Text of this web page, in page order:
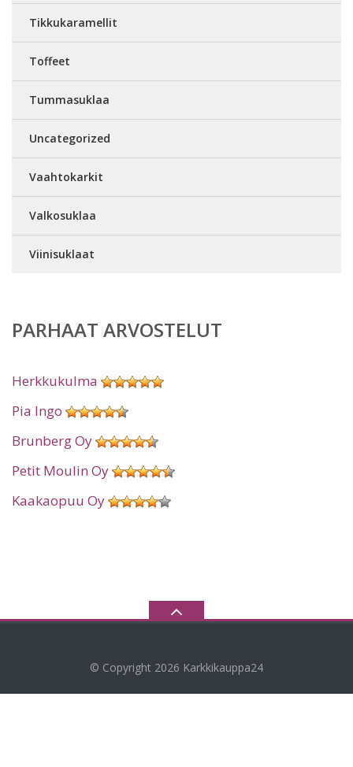
Tikkukaramellit
Toffeet
Tummasuklaa
Uncategorized
Vaahtokarkit
Valkosuklaa
Viinisuklaat
PARHAAT ARVOSTELUT
Herkkukulma
Pia Ingo
Brunberg Oy
Petit Moulin Oy
Kaakaopuu Oy
© Copyright 2026 Karkkikauppa24